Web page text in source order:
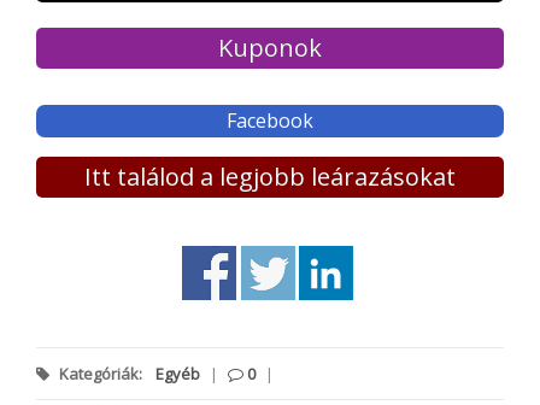
Kuponok
Facebook
Itt találod a legjobb leárazásokat
Kategóriák: Egyéb | 0 |